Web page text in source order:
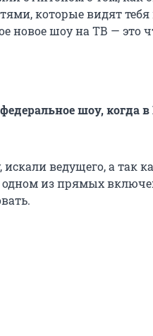
которые видят
новое шоу на ТВ — это
шоу, когда
ведущего, а так
одном из прямых